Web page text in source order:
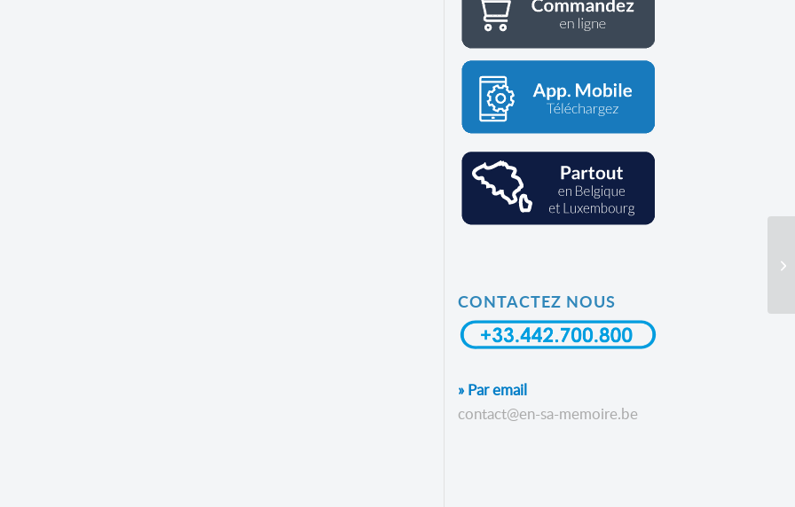
CONTACTEZ NOUS
» Par email
contact@en-sa-memoire.be